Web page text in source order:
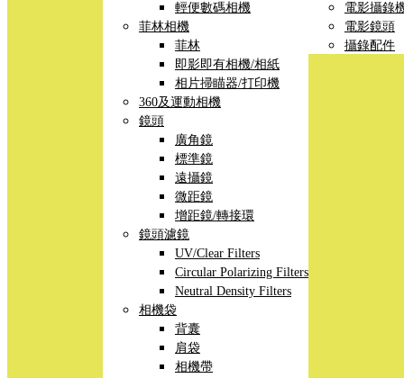
輕便數碼相機
菲林相機
菲林
即影即有相機/相紙
相片掃瞄器/打印機
360及運動相機
鏡頭
廣角鏡
標準鏡
遠攝鏡
微距鏡
增距鏡/轉接環
鏡頭濾鏡
UV/Clear Filters
Circular Polarizing Filters
Neutral Density Filters
相機袋
背囊
肩袋
相機帶
電影攝錄
電影鏡頭
攝錄配件